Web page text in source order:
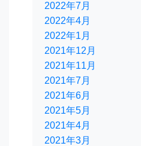
2022年7月
2022年4月
2022年1月
2021年12月
2021年11月
2021年7月
2021年6月
2021年5月
2021年4月
2021年3月